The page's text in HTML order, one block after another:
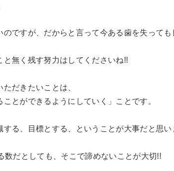
のですが、だからと言って今ある歯を失って
無く残す努力はしてくださいね!!
だきたいことは、
ことができるようにしていく」ことです。
る、目標とする、ということが大事だと思い
数だとしても、そこで諦めないことが大切!!